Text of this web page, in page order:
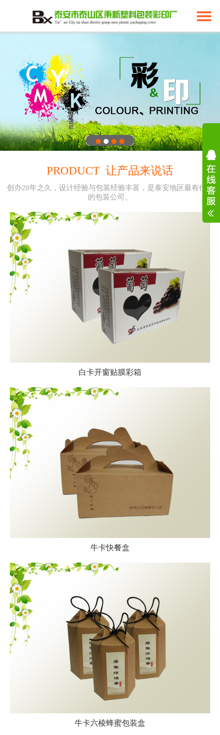
PRODUCT 让产品来说话
创办20年之久，设计经验与包装经验丰富，是泰安地区最有代表
的包装公司。
白卡开窗贴膜彩箱
牛卡快餐盒
牛卡六棱蜂蜜包装盒